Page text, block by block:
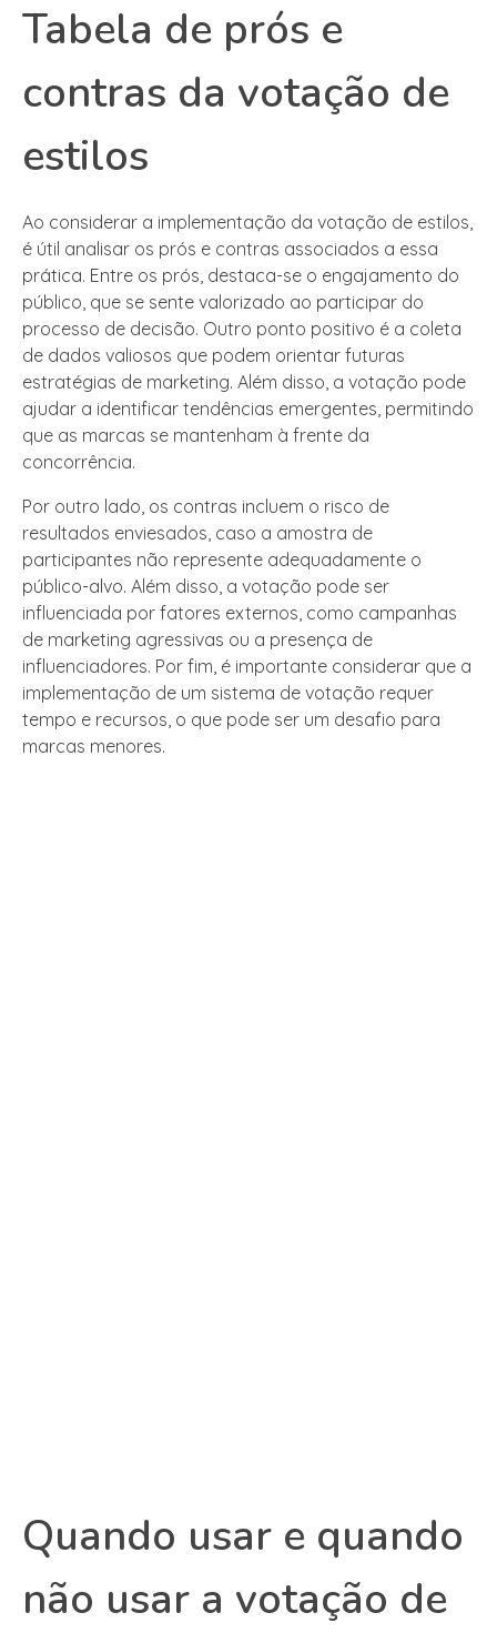
Tabela de prós e
contras da votação de
estilos
Ao considerar a implementação da votação de estilos,
é útil analisar os prós e contras associados a essa
prática. Entre os prós, destaca-se o engajamento do
público, que se sente valorizado ao participar do
processo de decisão. Outro ponto positivo é a coleta
de dados valiosos que podem orientar futuras
estratégias de marketing. Além disso, a votação pode
ajudar a identificar tendências emergentes, permitindo
que as marcas se mantenham à frente da
concorrência.
Por outro lado, os contras incluem o risco de
resultados enviesados, caso a amostra de
participantes não represente adequadamente o
público-alvo. Além disso, a votação pode ser
influenciada por fatores externos, como campanhas
de marketing agressivas ou a presença de
influenciadores. Por fim, é importante considerar que a
implementação de um sistema de votação requer
tempo e recursos, o que pode ser um desafio para
marcas menores.
Quando usar e quando
não usar a votação de